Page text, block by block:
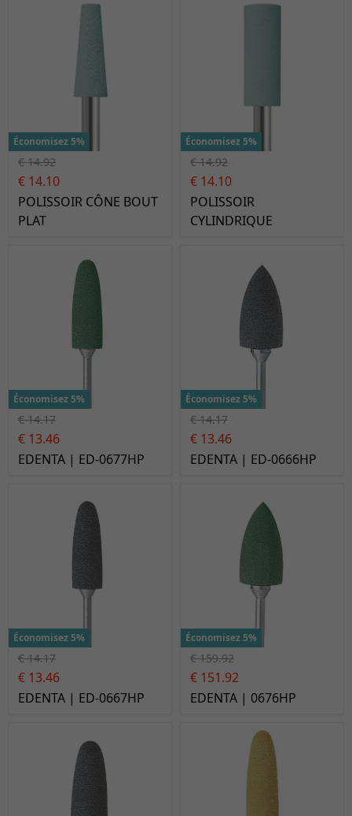
Économisez 5%
€ 14.92
€ 14.10
POLISSOIR CÔNE BOUT
PLAT
Économisez 5%
€ 14.92
€ 14.10
POLISSOIR
CYLINDRIQUE
Économisez 5%
€ 14.17
€ 13.46
EDENTA | ED-0677HP
Économisez 5%
€ 14.17
€ 13.46
EDENTA | ED-0666HP
Économisez 5%
€ 14.17
€ 13.46
EDENTA | ED-0667HP
Économisez 5%
€ 159.92
€ 151.92
EDENTA | 0676HP